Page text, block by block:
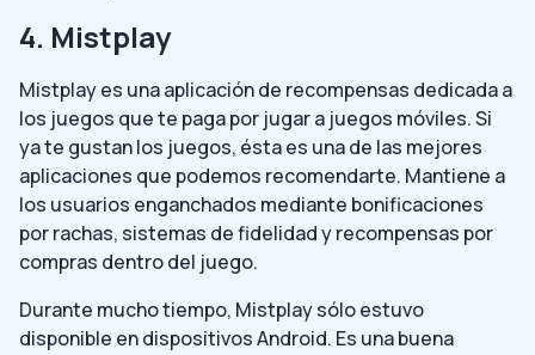
4. Mistplay
Mistplay es una aplicación de recompensas dedicada a
los juegos que te paga por jugar a juegos móviles. Si
ya te gustan los juegos, ésta es una de las mejores
aplicaciones que podemos recomendarte. Mantiene a
los usuarios enganchados mediante bonificaciones
por rachas, sistemas de fidelidad y recompensas por
compras dentro del juego.
Durante mucho tiempo, Mistplay sólo estuvo
disponible en dispositivos Android. Es una buena